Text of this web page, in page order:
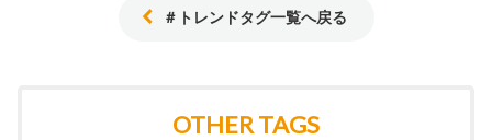
＃トレンドタグ一覧へ戻る
OTHER TAGS